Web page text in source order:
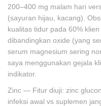
200–400 mg malam hari
(sayuran hijau, kacang).
kualitas tidur pada 60%
dibandingkan oxide (yang
serum magnesium sering
saya menggunakan gejala
indikator.
Zinc — Fitur diuji: zinc
infeksi awal vs suplemen